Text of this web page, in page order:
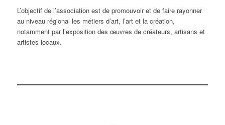
L’objectif de l’association est de promouvoir et de faire rayonner
au niveau régional les métiers d’art, l’art et la création,
notamment par l’exposition des œuvres de créateurs, artisans et
artistes locaux.